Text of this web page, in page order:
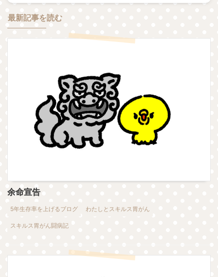
最新記事を読む
余命宣告
5年生存率を上げるブログ わたしとスキルス胃がん
スキルス胃がん闘病記